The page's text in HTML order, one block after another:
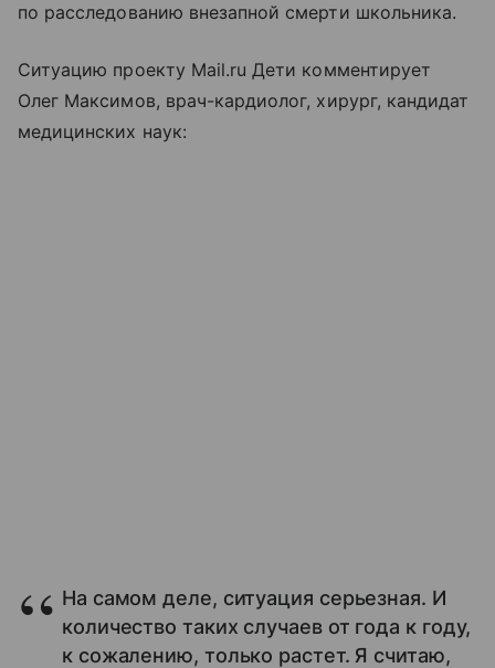
по расследованию внезапной смерти школьника.
Ситуацию проекту Mail.ru Дети комментирует
Олег Максимов, врач-кардиолог, хирург, кандидат
медицинских наук:
На самом деле, ситуация серьезная. И
количество таких случаев от года к году,
к сожалению, только растет. Я считаю,